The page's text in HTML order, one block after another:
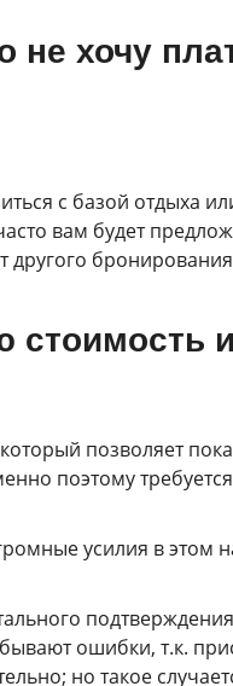
хочу
с базой отдыха
вам будет
позволяет
поэтому
усилия в этом
ошибки, т.к.
но такое